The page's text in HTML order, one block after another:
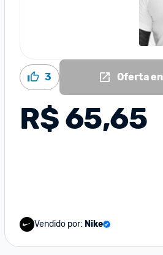
3 Oferta
R$ 65,65
Vendido por: Nike